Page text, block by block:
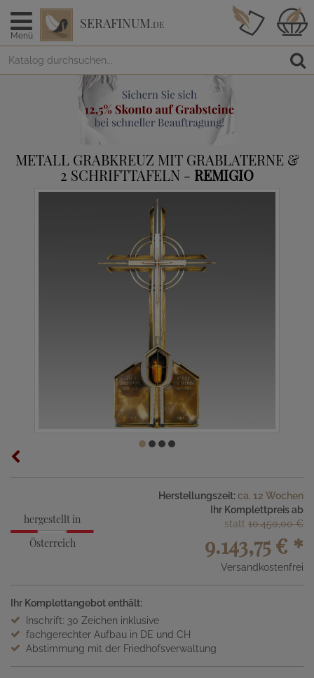
Menü
SERAFINUM.DE
METALL GRABKREUZ MIT GRABLATERNE &
2 SCHRIFTTAFELN - REMIGIO
hergestellt in
Österreich
Herstellungszeit: ca. 12 Wochen
Ihr Komplettpreis ab
statt 10.450,00 €
9.143,75 € *
Versandkostenfrei
Ihr Komplettangebot enthält:
Inschrift: 30 Zeichen inklusive
fachgerechter Aufbau in DE und CH
Abstimmung mit der Friedhofsverwaltung